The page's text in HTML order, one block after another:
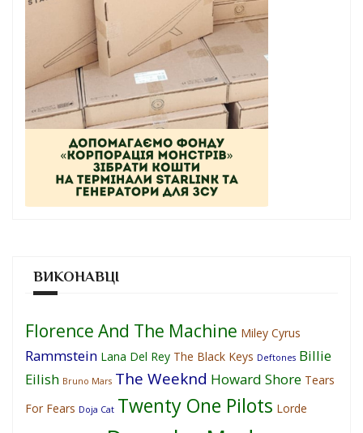
ВИКОНАВЦІ
Florence And The Machine Miley Cyrus
Rammstein Lana Del Rey The Black Keys Deftones Billie
Eilish Bruno Mars The Weeknd Howard Shore Tears
For Fears Doja Cat Twenty One Pilots Lorde